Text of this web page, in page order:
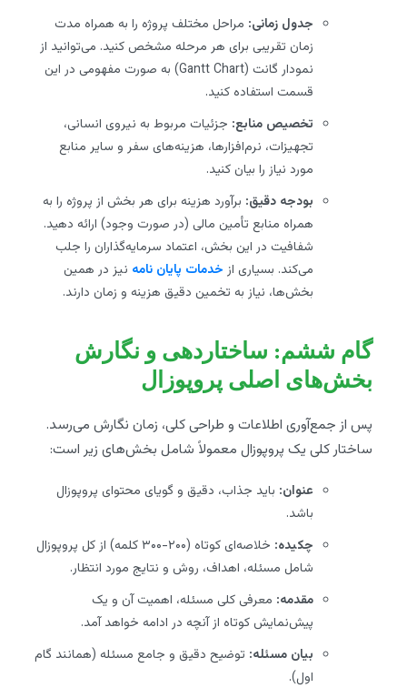
جدول زمانی:مراحل مختلف پروژه را به همراه مدت
زمان تقریبی برای هر مرحله مشخص کنید. می‌توانید از
نمودار گانت (Gantt Chart) به صورت مفهومی در این
قسمت استفاده کنید.
تخصیص منابع:جزئیات مربوط به نیروی انسانی،
تجهیزات، نرم‌افزارها، هزینه‌های سفر و سایر منابع
مورد نیاز را بیان کنید.
بودجه دقیق:برآورد هزینه برای هر بخش از پروژه را به
همراه منابع تأمین مالی (در صورت وجود) ارائه دهید.
شفافیت در این بخش، اعتماد سرمایه‌گذاران را جلب
می‌کند. بسیاری ازخدمات پایان نامهنیز در همین
بخش‌ها، نیاز به تخمین دقیق هزینه و زمان دارند.
گام ششم: ساختاردهی و نگارش
بخش‌های اصلی پروپوزال
پس از جمع‌آوری اطلاعات و طراحی کلی، زمان نگارش می‌رسد.
ساختار کلی یک پروپوزال معمولاً شامل بخش‌های زیر است:
عنوان:باید جذاب، دقیق و گویای محتوای پروپوزال
چکیده:
خلاصه‌ای کوتاه (۲۰۰-۳۰۰ کلمه) از کل پروپوزال
شامل مسئله، اهداف، روش و نتایج مورد انتظار.
مقدمه:معرفی کلی مسئله، اهمیت آن و یک
پیش‌نمایش کوتاه از آنچه در ادامه خواهد آمد.
بیان مسئله:توضیح دقیق و جامع مسئله (همانند گام